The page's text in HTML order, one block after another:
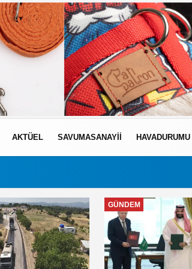
AKTÜEL SAVUMASANAYII HAVADURUMU
GÜNDEM